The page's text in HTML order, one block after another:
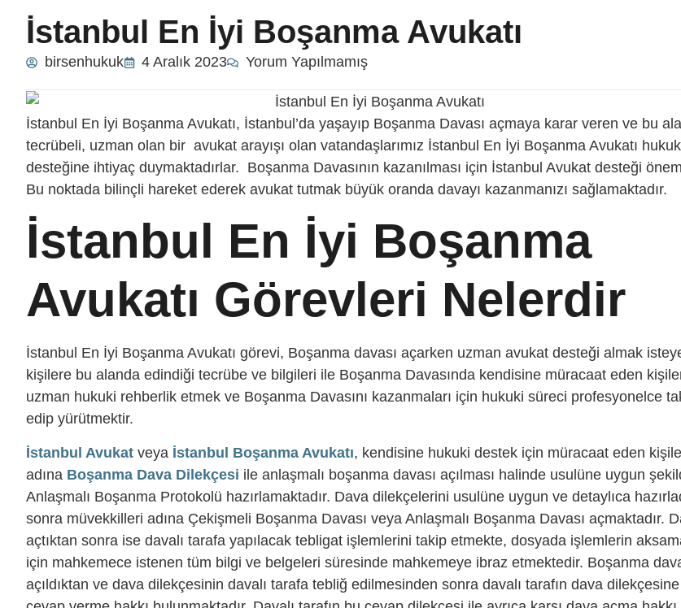
İstanbul En İyi Boşanma Avukatı
birsenhukuk 4 Aralık 2023 Yorum Yapılmamış
İstanbul En İyi Boşanma Avukatı, İstanbul’da yaşayıp Boşanma Davası açmaya karar veren ve bu
tecrübeli, uzman olan bir avukat arayışı olan vatandaşlarımız İstanbul En İyi Boşanma Avukatı
desteğine ihtiyaç duymaktadırlar. Boşanma Davasının kazanılması için İstanbul Avukat desteği
Bu noktada bilinçli hareket ederek avukat tutmak büyük oranda davayı kazanmanızı sağlamaktadır.
İstanbul En İyi Boşanma
Avukatı Görevleri Nelerdir
İstanbul En İyi Boşanma Avukatı görevi, Boşanma davası açarken uzman avukat desteği almak
kişilere bu alanda edindiği tecrübe ve bilgileri ile Boşanma Davasında kendisine müracaat eden
uzman hukuki rehberlik etmek ve Boşanma Davasını kazanmaları için hukuki süreci profesyonelce
edip yürütmektir.
İstanbul Avukat veya İstanbul Boşanma Avukatı, kendisine hukuki destek için müracaat eden
adına Boşanma Dava Dilekçesi ile anlaşmalı boşanma davası açılması halinde usulüne uygun
Anlaşmalı Boşanma Protokolü hazırlamaktadır. Dava dilekçelerini usulüne uygun ve detaylıca
sonra müvekkilleri adına Çekişmeli Boşanma Davası veya Anlaşmalı Boşanma Davası açmaktadır.
açtıktan sonra ise davalı tarafa yapılacak tebligat işlemlerini takip etmekte, dosyada işlemlerin
için mahkemece istenen tüm bilgi ve belgeleri süresinde mahkemeye ibraz etmektedir. Boşanma
açıldıktan ve dava dilekçesinin davalı tarafa tebliğ edilmesinden sonra davalı tarafın dava